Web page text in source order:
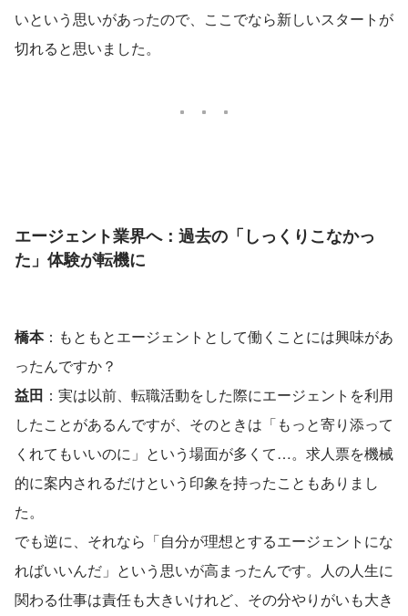
いという思いがあったので、ここでなら新しいスタートが
切れると思いました。
エージェント業界へ：過去の「しっくりこなかっ
た」体験が転機に
橋本：もともとエージェントとして働くことには興味があ
ったんですか？
益田 ：実は以前、転職活動をした際にエージェントを利用
したことがあるんですが、そのときは「もっと寄り添って
くれてもいいのに」という場面が多くて…。求人票を機械
的に案内されるだけという印象を持ったこともありまし
た。
でも逆に、それなら「自分が理想とするエージェントにな
ればいいんだ」という思いが高まったんです。人の人生に
関わる仕事は責任も大きいけれど、その分やりがいも大き